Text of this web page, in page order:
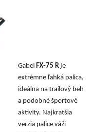
Gabel FX-75 R je
extrémne ľahká palica,
ideálna na trailový beh
a podobné športové
aktivity. Najkratšia
verzia palice váži